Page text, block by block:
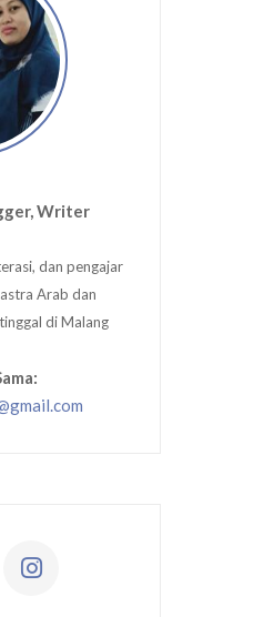
Writer
dan pengajar
Arab dan
di Malang